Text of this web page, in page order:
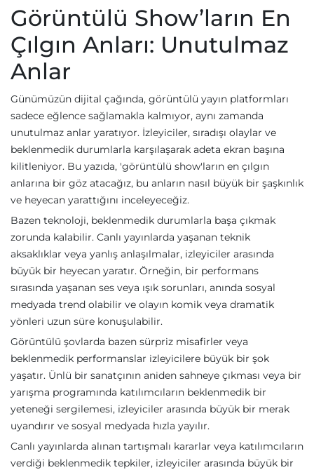
Görüntülü Show’ların En
Çılgın Anları: Unutulmaz
Anlar
Günümüzün dijital çağında, görüntülü yayın platformları
sadece eğlence sağlamakla kalmıyor, aynı zamanda
unutulmaz anlar yaratıyor. İzleyiciler, sıradışı olaylar ve
beklenmedik durumlarla karşılaşarak adeta ekran başına
kilitleniyor. Bu yazıda, 'görüntülü show'ların en çılgın
anlarına bir göz atacağız, bu anların nasıl büyük bir şaşkınlık
ve heyecan yarattığını inceleyeceğiz.
Bazen teknoloji, beklenmedik durumlarla başa çıkmak
zorunda kalabilir. Canlı yayınlarda yaşanan teknik
aksaklıklar veya yanlış anlaşılmalar, izleyiciler arasında
büyük bir heyecan yaratır. Örneğin, bir performans
sırasında yaşanan ses veya ışık sorunları, anında sosyal
medyada trend olabilir ve olayın komik veya dramatik
yönleri uzun süre konuşulabilir.
Görüntülü şovlarda bazen sürpriz misafirler veya
beklenmedik performanslar izleyicilere büyük bir şok
yaşatır. Ünlü bir sanatçının aniden sahneye çıkması veya bir
yarışma programında katılımcıların beklenmedik bir
yeteneği sergilemesi, izleyiciler arasında büyük bir merak
uyandırır ve sosyal medyada hızla yayılır.
Canlı yayınlarda alınan tartışmalı kararlar veya katılımcıların
verdiği beklenmedik tepkiler, izleyiciler arasında büyük bir